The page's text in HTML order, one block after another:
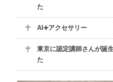
た
AI➕アクセサリー
東京に認定講師さんが誕
た